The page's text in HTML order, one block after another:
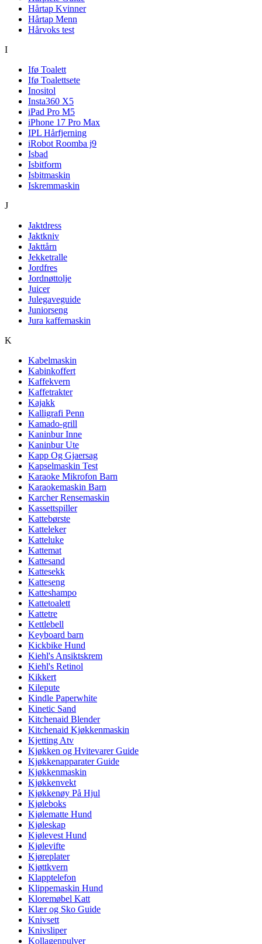
Hårtap Kvinner
Hårtap Menn
Hårvoks test
I
Ifø Toalett
Ifø Toalettsete
Inositol
Insta360 X5
iPad Pro M5
iPhone 17 Pro Max
IPL Hårfjerning
iRobot Roomba j9
Isbad
Isbitform
Isbitmaskin
Iskremmaskin
J
Jaktdress
Jaktkniv
Jakttårn
Jekketralle
Jordfres
Jordnøttolje
Juicer
Julegaveguide
Juniorseng
Jura kaffemaskin
K
Kabelmaskin
Kabinkoffert
Kaffekvern
Kaffetrakter
Kajakk
Kalligrafi Penn
Kamado-grill
Kaninbur Inne
Kaninbur Ute
Kapp Og Gjaersag
Kapselmaskin Test
Karaoke Mikrofon Barn
Karaokemaskin Barn
Karcher Rensemaskin
Kassettspiller
Kattebørste
Katteleker
Katteluke
Kattemat
Kattesand
Kattesekk
Katteseng
Katteshampo
Kattetoalett
Kattetre
Kettlebell
Keyboard barn
Kickbike Hund
Kiehl's Ansiktskrem
Kiehl's Retinol
Kikkert
Kilepute
Kindle Paperwhite
Kinetic Sand
Kitchenaid Blender
Kitchenaid Kjøkkenmaskin
Kjetting Atv
Kjøkken og Hvitevarer Guide
Kjøkkenapparater Guide
Kjøkkenmaskin
Kjøkkenvekt
Kjøkkenøy På Hjul
Kjøleboks
Kjølematte Hund
Kjøleskap
Kjølevest Hund
Kjølevifte
Kjøreplater
Kjøttkvern
Klapptelefon
Klippemaskin Hund
Kloremøbel Katt
Klær og Sko Guide
Knivsett
Knivsliper
Kollagenpulver